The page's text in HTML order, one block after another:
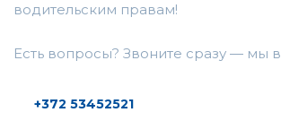
водительским правам!
Есть вопросы? Звоните сразу — мы
+372 53452521